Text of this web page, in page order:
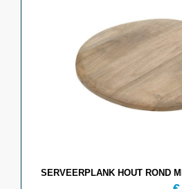
SERVEERPLANK HOUT ROND